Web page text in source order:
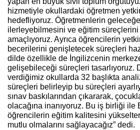
hizmetiyle okullardaki öğretmen
hedefliyoruz. Öğretmenlerin
ilerleyebilmesini ve eğitim
amaçlıyoruz. Ayrıca öğrencilerin
becerilerini genişletecek süreçleri
dilde özellikle de İngilizcenin merkeze
gelişebileceği süreçleri tasarlıyoruz.
verdiğimiz okullarda 32 başlıkta
süreçleri belirleyip bu süreçleri
sınav baskılarından çıkararak,
olacağına inanıyoruz. Bu iş birliği ile
öğrencilerin eğitim kalitesini
mutlu olmalarını sağlayacağız” dedi.